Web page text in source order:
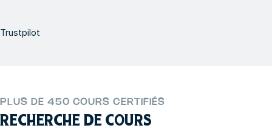
Trustpilot
PLUS DE 450 COURS CERTIFIÉS
RECHERCHE DE COURS